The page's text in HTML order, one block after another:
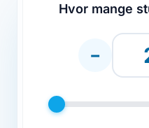
Hvor mange
−